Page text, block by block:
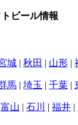
ビール情報
城 | 秋田 | 山形 |
馬 | 埼玉 | 千葉 |
富山 | 石川 | 福井 |